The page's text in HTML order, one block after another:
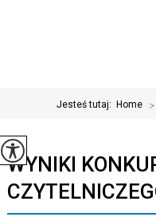
Jesteś tutaj: Home >
WYNIKI